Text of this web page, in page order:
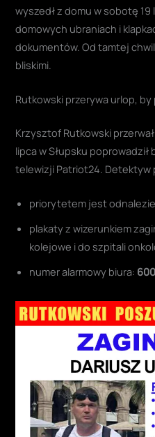
wyszedł z domu w sobotę 19
domowych ubraniach i
dokumentów. Od tamtej
bliskimi.
Rutkowski przerywa urlop, by
Krzysztof Rutkowski
lipca w Słupsku
telewizji Patriot24. Detektyw
priorytetem jest
plakaty z wizerunkiem
kolejowe i do szpitali
numer alarmowy biura: